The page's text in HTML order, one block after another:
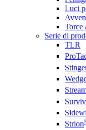
Luci
Torce
Serie di
TLR
Strion